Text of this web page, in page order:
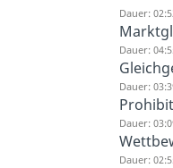
Dauer:
Dauer:
Dauer:
Dauer:
Dauer: